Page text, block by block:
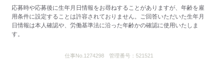
応募時や応募後に生年月日情報をお尋ねすることがありますが、年齢を雇
用条件に設定することは許容されておりません。ご回答いただいた生年月
日情報は本人確認や、労働基準法に沿った年齢かの確認に使用いたしま
す。
仕事No. 1274298 管理番号： 521521